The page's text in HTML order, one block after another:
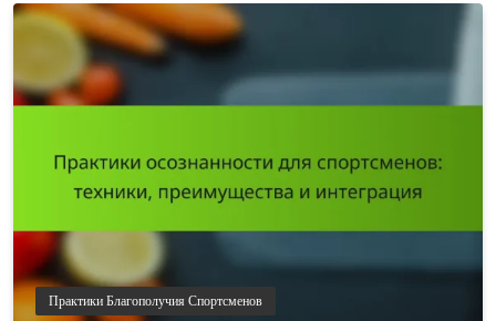
Практики Благополучия Спортсменов